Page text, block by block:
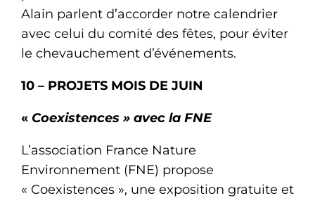
Alain parlent d’accorder notre calendrier
avec celui du comité des fêtes, pour éviter
le chevauchement d’événements.
10 – PROJETS MOIS DE JUIN
« Coexistences » avec la FNE
L’association France Nature
Environnement (FNE) propose
« Coexistences », une exposition gratuite et